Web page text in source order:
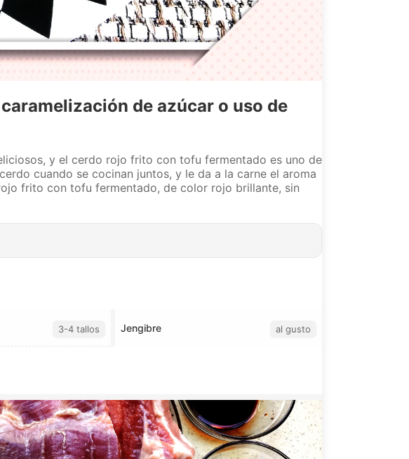
de azúcar o uso de
y el cerdo rojo frito con tofu fermentado es uno de
cuando se cocinan juntos, y le da a la carne el aroma
frito con tofu fermentado, de color rojo brillante, sin
3-4 tallos Jengibre al gusto